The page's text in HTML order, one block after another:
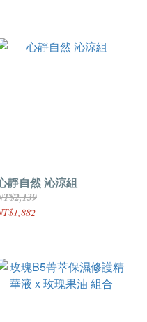
靜自然 沁涼組